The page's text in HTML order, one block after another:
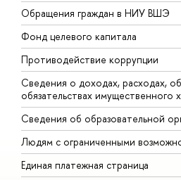
Обращения граждан в НИУ ВШЭ
Фонд целевого капитала
Противодействие коррупции
Сведения о доходах, расходах,
обязательствах имущественного
Сведения об образовательной
Людям с ограниченными
Единая платежная страница